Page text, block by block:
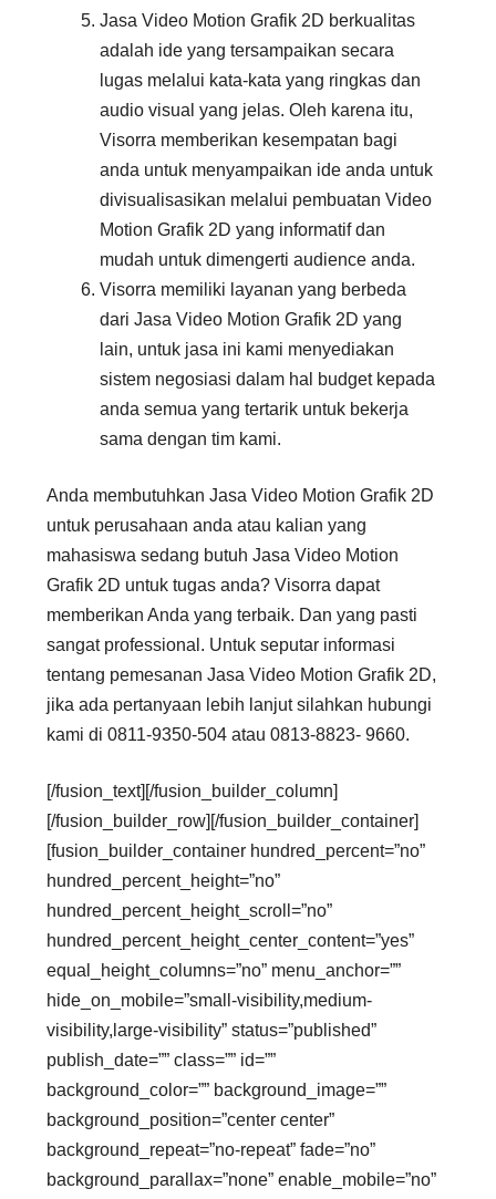
Jasa Video Motion Grafik 2D berkualitas
adalah ide yang tersampaikan secara
lugas melalui kata-kata yang ringkas dan
audio visual yang jelas. Oleh karena itu,
Visorra memberikan kesempatan bagi
anda untuk menyampaikan ide anda untuk
divisualisasikan melalui pembuatan Video
Motion Grafik 2D yang informatif dan
mudah untuk dimengerti audience anda.
Visorra memiliki layanan yang berbeda
dari Jasa Video Motion Grafik 2D yang
lain, untuk jasa ini kami menyediakan
sistem negosiasi dalam hal budget kepada
anda semua yang tertarik untuk bekerja
sama dengan tim kami.
Anda membutuhkan Jasa Video Motion Grafik 2D
untuk perusahaan anda atau kalian yang
mahasiswa sedang butuh Jasa Video Motion
Grafik 2D untuk tugas anda? Visorra dapat
memberikan Anda yang terbaik. Dan yang pasti
sangat professional. Untuk seputar informasi
tentang pemesanan Jasa Video Motion Grafik 2D,
jika ada pertanyaan lebih lanjut silahkan hubungi
kami di 0811-9350-504 atau 0813-8823- 9660.
[/fusion_text][/fusion_builder_column]
[/fusion_builder_row][/fusion_builder_container]
[fusion_builder_container hundred_percent=”no”
hundred_percent_height=”no”
hundred_percent_height_scroll=”no”
hundred_percent_height_center_content=”yes”
equal_height_columns=”no” menu_anchor=””
hide_on_mobile=”small-visibility,medium-
visibility,large-visibility” status=”published”
publish_date=”” class=”” id=””
background_color=”” background_image=””
background_position=”center center”
background_repeat=”no-repeat” fade=”no”
background_parallax=”none” enable_mobile=”no”